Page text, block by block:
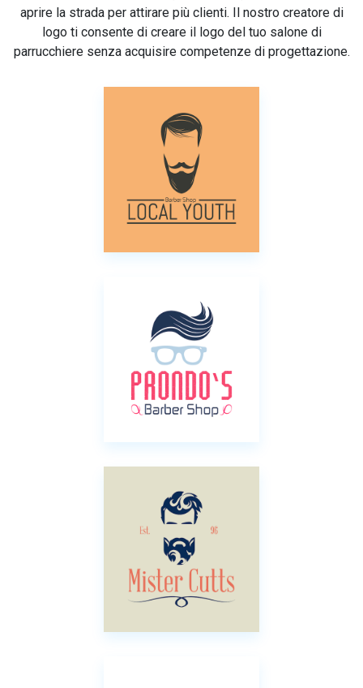
aprire la strada per attirare più clienti. Il nostro creatore di
logo ti consente di creare il logo del tuo salone di
parrucchiere senza acquisire competenze di progettazione.